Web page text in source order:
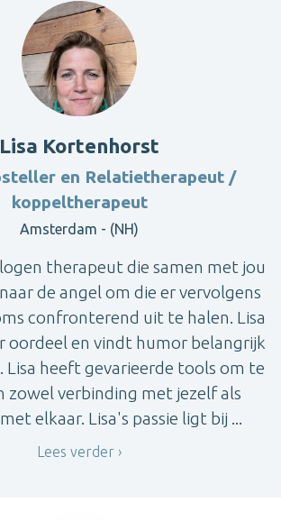
Lisa Kortenhorst
en Relatietherapeut /
koppeltherapeut
Amsterdam - (NH)
therapeut die samen met jou
de angel om die er vervolgens
confronterend uit te halen. Lisa
oordeel en vindt humor belangrijk
Lisa heeft gevarieerde tools om te
zowel verbinding met jezelf als
elkaar. Lisa's passie ligt bij ...
Lees verder